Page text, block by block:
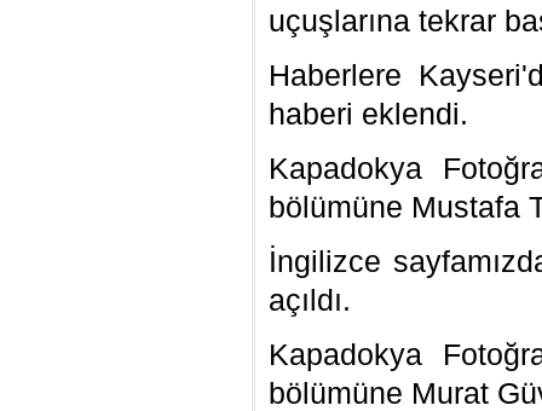
uçuşlarına tekrar
Haberlere
haberi eklendi.
Kapadokya
bölümüne Mustafa
İngilizce
açıldı.
Kapadokya
bölümüne Murat